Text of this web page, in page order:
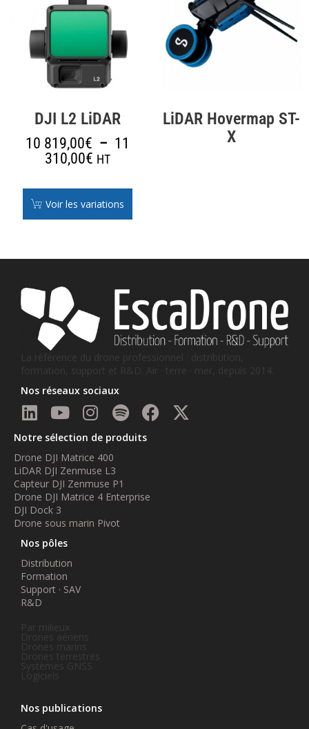
DJI L2 LiDAR
10 819,00€ – 11
310,00€ HT
Voir les variations
LiDAR Hovermap ST-
X
La référence du drone professionnel : distribution,
formation, support et R&D. Air · terre · mer, depuis 2014.
Nos réseaux sociaux
Notre sélection de produits
Drone DJI Matrice 400
LiDAR DJI Zenmuse L3
Capteur DJI Zenmuse P1
Drone DJI Matrice 4 Enterprise
DJI Dock 3
Drone sous marin Pivot
Nos pôles
Distribution
Formation
Support · SAV
R&D
Drones aériens
Drones marins
Drones terrestres
Systèmes GNSS
Logiciels
Nos publications